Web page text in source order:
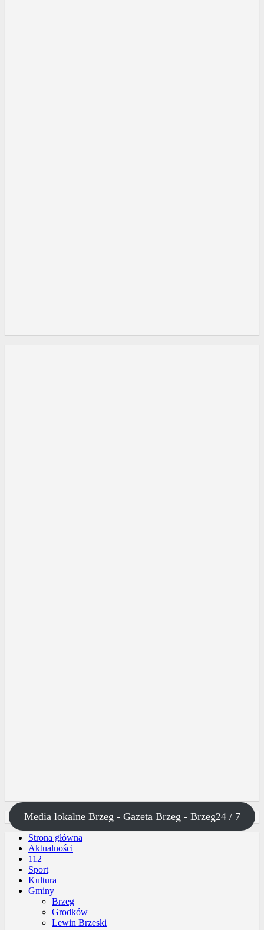
Media lokalne Brzeg - Gazeta Brzeg - Brzeg24 / 7
Strona główna
Aktualności
112
Sport
Kultura
Gminy
Brzeg
Grodków
Lewin Brzeski